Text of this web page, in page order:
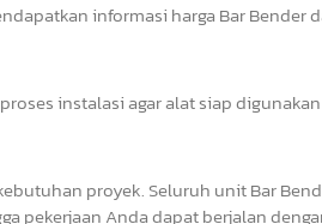
informasi harga Bar Bender
instalasi agar alat siap
proyek. Seluruh unit Bar
pekerjaan Anda dapat berjalan